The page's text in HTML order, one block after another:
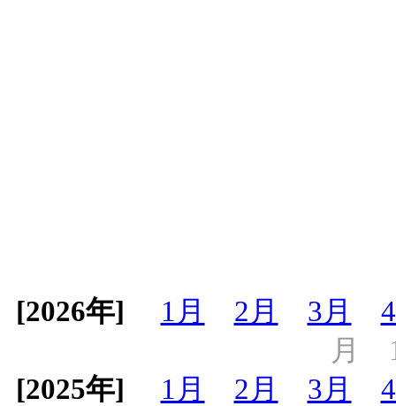
[2026年] 1月 2月 3月
月
[2025年]
1月 2月 3月